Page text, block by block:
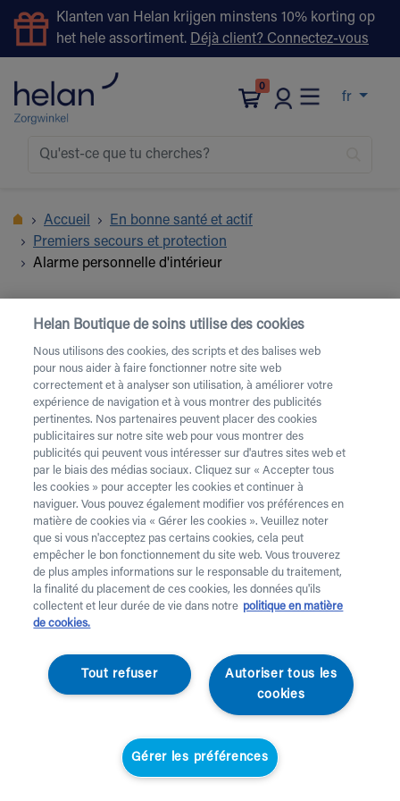
Klanten van Helan krijgen minstens 10% korting op
het hele assortiment. Déjà client? Connectez-vous
0
fr
Accueil
En bonne santé et actif
Premiers secours et protection
Alarme personnelle d'intérieur
Act With Care | Location
Alarme personnelle
d'intérieur
Helan Boutique de soins utilise des cookies
Nous utilisons des cookies, des scripts et des balises web
pour nous aider à faire fonctionner notre site web
correctement et à analyser son utilisation, à améliorer votre
expérience de navigation et à vous montrer des publicités
pertinentes. Nos partenaires peuvent placer des cookies
publicitaires sur notre site web pour vous montrer des
publicités qui peuvent vous intéresser sur d'autres sites web et
par le biais des médias sociaux. Cliquez sur « Accepter tous
les cookies » pour accepter les cookies et continuer à
naviguer. Vous pouvez également modifier vos préférences en
matière de cookies via « Gérer les cookies ». Veuillez noter
que si vous n'acceptez pas certains cookies, cela peut
empêcher le bon fonctionnement du site web. Vous trouverez
de plus amples informations sur le responsable du traitement,
la finalité du placement de ces cookies, les données qu'ils
collectent et leur durée de vie dans notre politique en matière
de cookies.
Autoriser tous les
cookies
Tout refuser
Gérer les préférences